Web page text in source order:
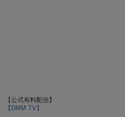
【公式有料配信】
【DMM TV】